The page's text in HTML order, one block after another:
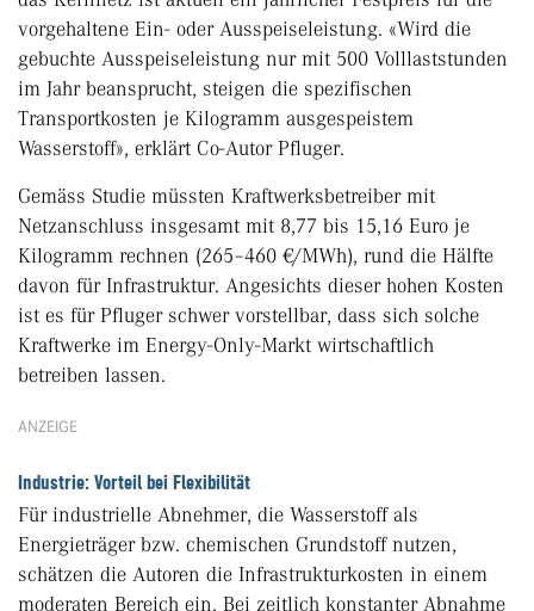
vorgehaltene Ein- oder Ausspeiseleistung. «Wird die
gebuchte Ausspeiseleistung nur mit 500 Volllaststunden
im Jahr beansprucht, steigen die spezifischen
Transportkosten je Kilogramm ausgespeistem
Wasserstoff», erklärt Co-Autor Pfluger.
Gemäss Studie müssten Kraftwerksbetreiber mit
Netzanschluss insgesamt mit 8,77 bis 15,16 Euro je
Kilogramm rechnen (265–460 €/MWh), rund die Hälfte
davon für Infrastruktur. Angesichts dieser hohen Kosten
ist es für Pfluger schwer vorstellbar, dass sich solche
Kraftwerke im Energy-Only-Markt wirtschaftlich
betreiben lassen.
ANZEIGE
Industrie: Vorteil bei Flexibilität
Für industrielle Abnehmer, die Wasserstoff als
Energieträger bzw. chemischen Grundstoff nutzen,
schätzen die Autoren die Infrastrukturkosten in einem
moderaten Bereich ein. Bei zeitlich konstanter Abnahme